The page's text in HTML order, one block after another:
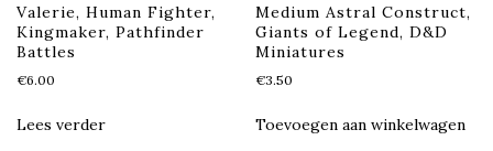
Valerie, Human Fighter,
Kingmaker, Pathfinder
Battles
€6.00
Lees verder
Medium Astral Construct,
Giants of Legend, D&D
Miniatures
€3.50
Toevoegen aan winkelwagen